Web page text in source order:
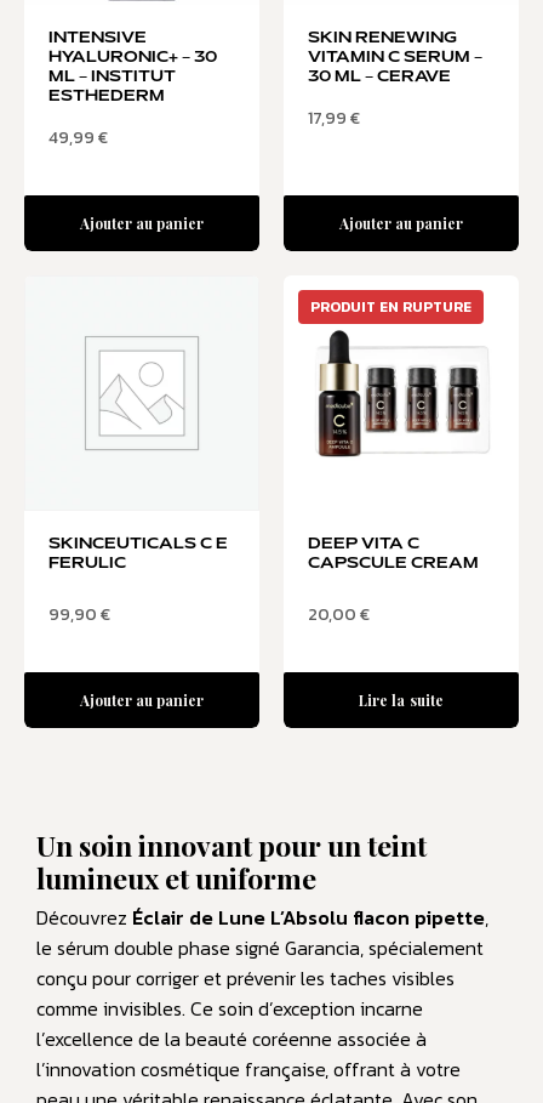
INTENSIVE
HYALURONIC+ – 30
ML – INSTITUT
ESTHEDERM
49,99€
Ajouter au panier
SKIN RENEWING
VITAMIN C SERUM –
30 ML – CERAVE
17,99€
Ajouter au panier
SKINCEUTICALS C E
FERULIC
99,90€
Ajouter au panier
PRODUIT EN RUPTURE
DEEP VITA C
CAPSCULE CREAM
20,00€
Lire la suite
Un soin innovant pour un teint
lumineux et uniforme
Découvrez Éclair de Lune L’Absolu flacon pipette,
le sérum double phase signé Garancia, spécialement
conçu pour corriger et prévenir les taches visibles
comme invisibles. Ce soin d’exception incarne
l’excellence de la beauté coréenne associée à
l’innovation cosmétique française, offrant à votre